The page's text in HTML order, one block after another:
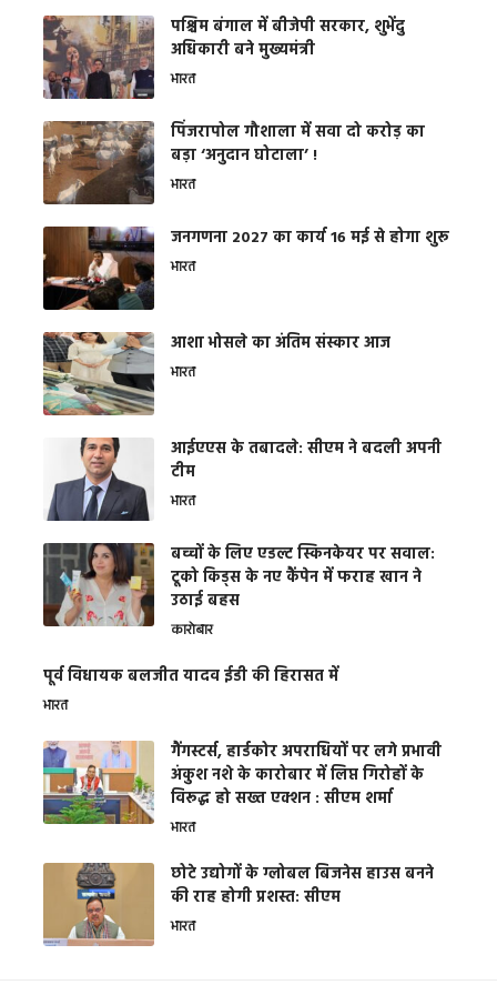
पश्चिम बंगाल में बीजेपी सरकार, शुभेंदु
अधिकारी बने मुख्यमंत्री
भारत
​पिंजरापोल गौशाला में सवा दो करोड़ का
बड़ा ‘अनुदान घोटाला’ !
भारत
जनगणना 2027 का कार्य 16 मई से होगा शुरू
भारत
आशा भोसले का अंतिम संस्कार आज
भारत
आईएएस के तबादले: सीएम ने बदली अपनी
टीम
भारत
बच्चों के लिए एडल्ट स्किनकेयर पर सवाल:
टूको किड्स के नए कैंपेन में फराह खान ने
उठाई बहस
कारोबार
पूर्व विधायक बलजीत यादव ईडी की हिरासत में
भारत
गैंगस्टर्स, हार्डकोर अपराधियों पर लगे प्रभावी
अंकुश नशे के कारोबार में लिप्त गिरोहों के
विरूद्ध हो सख्त एक्शन : सीएम शर्मा
भारत
छोटे उद्योगों के ग्लोबल बिजनेस हाउस बनने
की राह होगी प्रशस्त: सीएम
भारत